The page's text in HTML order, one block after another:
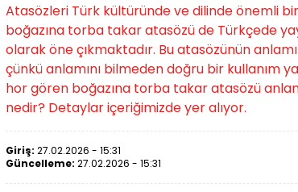
Atasözleri Türk kültüründe ve dilinde önemli
boğazına torba takar atasözü de Türkçede
olarak öne çıkmaktadır. Bu atasözünün
çünkü anlamını bilmeden doğru bir kullanım
hor gören boğazına torba takar atasözü
nedir? Detaylar içeriğimizde yer alıyor.
Giriş: 27.02.2026 - 15:31
Güncelleme: 27.02.2026 - 15:31